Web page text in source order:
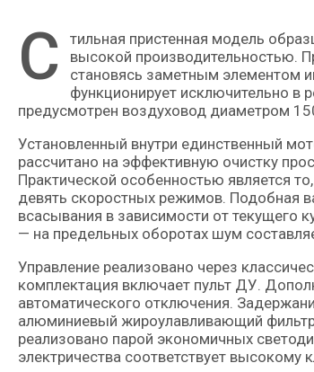
С
тильная пристенная модель образца 2025 года выпуска, выделяющаяся цилиндрическим форм-фактором и
высокой производительностью.
становясь заметным элементом
функционирует исключительно в
предусмотрен воздуховод диаметром
Установленный внутри единственный
рассчитано на эффективную очистку
Практической особенностью является
девять скоростных режимов. Подобная
всасывания в зависимости от текущего
— на предельных оборотах шум
Управление реализовано через
комплектация включает пульт ДУ.
автоматического отключения.
алюминиевый жироулавливающий
реализовано парой экономичных
электричества соответствует высокому